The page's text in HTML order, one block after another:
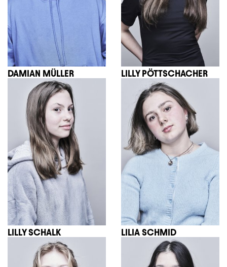
DAMIAN MÜLLER LILLY PÖTTSCHACHER
LILLY SCHALK LILIA SCHMID